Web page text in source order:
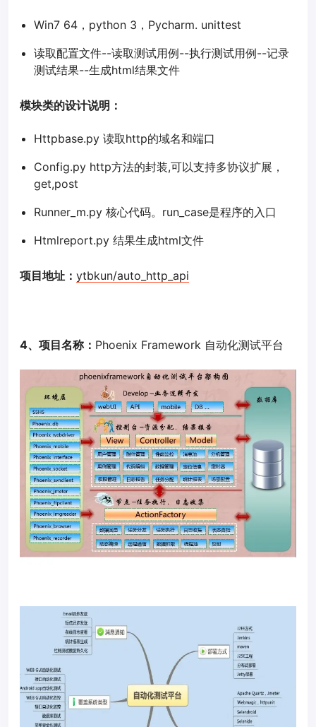
Win7 64，python 3，Pycharm. unittest
读取配置文件--读取测试用例--执行测试用例--记录
测试结果--生成html结果文件
模块类的设计说明：
Httpbase.py 读取http的域名和端口
Config.py http方法的封装,可以支持多协议扩展，
get,post
Runner_m.py 核心代码。run_case是程序的入口
Htmlreport.py 结果生成html文件
项目地址： ytbkun/auto_http_api
4、项目名称： Phoenix Framework 自动化测试平台